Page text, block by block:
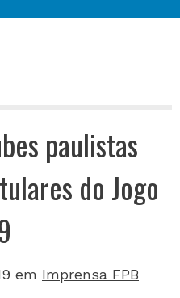
paulistas
do Jogo
em Imprensa FPB